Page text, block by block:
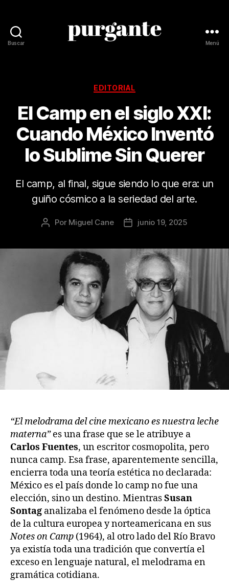
Buscar Menú
Categorías
EDITORIAL
El Camp en el siglo XXI:
Cuando México Inventó
lo Sublime Sin Querer
El camp, al final, sigue siendo lo que era: un
guiño cósmico a la seriedad del arte.
Autor
publicación
Por Miguel Cane
Fecha
publicación
junio 19, 2025
“El melodrama del cine mexicano es nuestra leche
materna”es una frase que se le atribuye a
Carlos Fuentes, un escritor cosmopolita, pero
nunca camp. Esa frase, aparentemente sencilla,
encierra toda una teoría estética no declarada:
México es el país donde lo camp no fue una
elección, sino un destino. MientrasSusan
Sontag analizaba el fenómeno desde la óptica
de la cultura europea y norteamericana en sus
Notes on Camp (1964), al otro lado del Río Bravo
ya existía toda una tradición que convertía el
exceso en lenguaje natural, el melodrama en
gramática cotidiana.